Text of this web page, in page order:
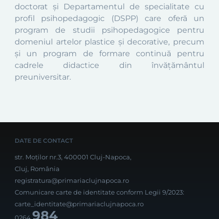
doctorat și Departamentul de specialitate cu
profil psihopedagogic (DSPP) care oferă un
program de studii psihopedagogice pentru
domeniul artelor plastice și decorative, precum
și un program de formare continuă pentru
cadrele didactice din învățământul
preuniversitar.
DATE DE CONTACT
str. Moților nr.3, 400001 Cluj-Napoca,
Cluj, România
registratura@primariaclujnapoca.ro
Comunicare carte de identitate conform Legii 9/2023:
carte_identitate@primariaclujnapoca.ro
984